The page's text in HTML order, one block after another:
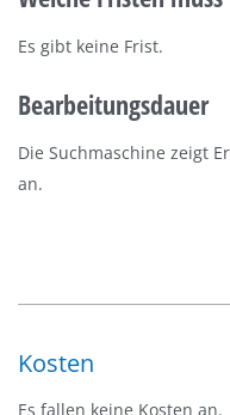
Es gibt keine Frist.
Bearbeitungsdauer
Die Suchmaschine zeigt
an.
Kosten
Es fallen keine Kosten an.